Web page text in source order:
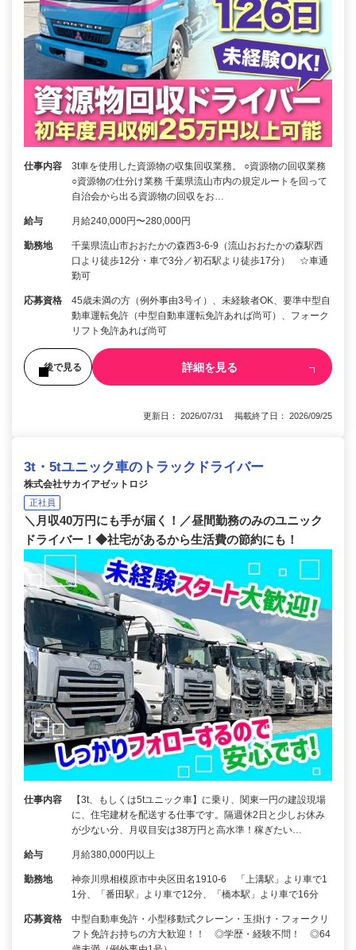
仕事内容
3t車を使用した資源物の収集回収業務。 ○資源物の回収業務
○資源物の仕分け業務 千葉県流山市内の規定ルートを回って
自治会から出る資源物の回収をお…
給与 月給240,000円〜280,000円
勤務地
千葉県流山市おおたかの森西3-6-9（流山おおたかの森駅西
口より徒歩12分・車で3分／初石駅より徒歩17分） ☆車通
勤可
応募資格
45歳未満の方（例外事由3号イ）、未経験者OK、要準中型自
動車運転免許（中型自動車運転免許あれば尚可）、フォーク
リフト免許あれば尚可
後で見る 詳細を見る
更新日： 2026/07/31 掲載終了日： 2026/09/25
3t・5tユニック車のトラックドライバー
株式会社サカイアゼットロジ
正社員
＼月収40万円にも手が届く！／昼間勤務のみのユニック
ドライバー！◆社宅があるから生活費の節約にも！
仕事内容
【3t、もしくは5tユニック車】に乗り、関東一円の建設現場
に、住宅建材を配送する仕事です。隔週休2日と少しお休み
が少ない分、月収目安は38万円と高水準！稼ぎたい…
給与 月給380,000円以上
勤務地
神奈川県相模原市中央区田名1910-6 「上溝駅」より車で1
1分、「番田駅」より車で12分、「橋本駅」より車で16分
応募資格
中型自動車免許・小型移動式クレーン・玉掛け・フォークリ
フト免許お持ちの方大歓迎！！ ◎学歴・経験不問！ ◎64